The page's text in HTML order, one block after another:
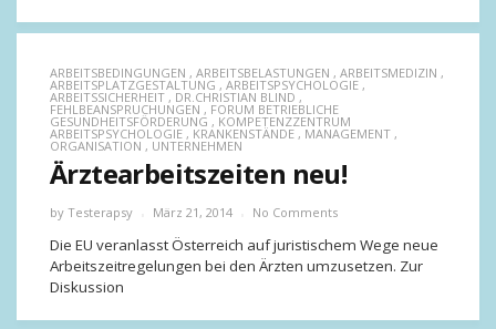
ARBEITSBEDINGUNGEN , ARBEITSBELASTUNGEN , ARBEITSMEDIZIN ,
ARBEITSPLATZGESTALTUNG , ARBEITSPSYCHOLOGIE ,
ARBEITSSICHERHEIT , DR.CHRISTIAN BLIND ,
FEHLBEANSPRUCHUNGEN , FORUM BETRIEBLICHE
GESUNDHEITSFÖRDERUNG , KOMPETENZZENTRUM
ARBEITSPSYCHOLOGIE , KRANKENSTÄNDE , MANAGEMENT ,
ORGANISATION , UNTERNEHMEN
Ärztearbeitszeiten neu!
by Testerapsy März 21, 2014 No Comments
Die EU veranlasst Österreich auf juristischem Wege neue
Arbeitszeitregelungen bei den Ärzten umzusetzen. Zur
Diskussion